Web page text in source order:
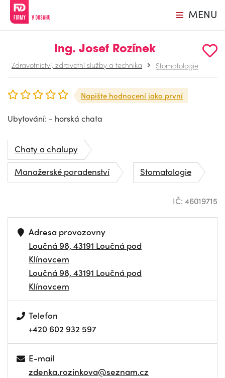
MENU
Ing. Josef Rozínek
Zdravotnictví, zdravotní služby a technika Stomatologie
Napište hodnocení jako první
Ubytování: - horská chata
Chaty a chalupy
Manažerské poradenství
Stomatologie
IČ: 46019715
Adresa provozovny
Loučná 98, 43191 Loučná pod
Klínovcem
Loučná 98, 43191 Loučná pod
Klínovcem
Telefon
+420 602 932 597
E-mail
zdenka.rozinkova@seznam.cz